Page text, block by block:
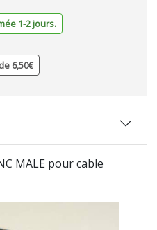
1-2 jours.
6,50€
MALE pour cable